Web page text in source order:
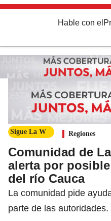
Hable con el
Sigue La W Regiones
Comunidad de
alerta por
del río Cauca
La comunidad pide
parte de las autoridades.